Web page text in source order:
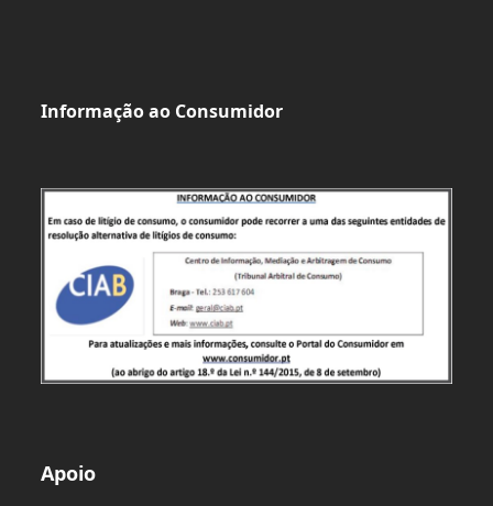
Informação ao Consumidor
Apoio